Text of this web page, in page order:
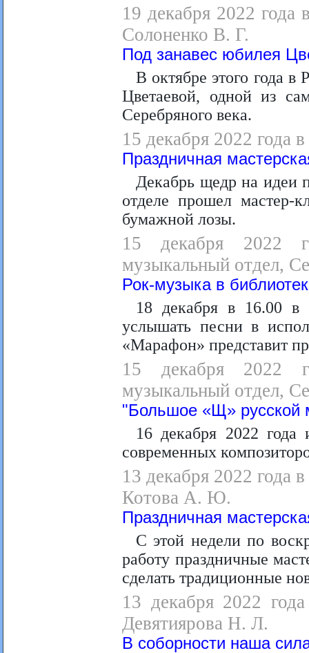
19 декабря 2022 года
Солоненко В. Г.
Под занавес юбилея
В октябре этого года
Цветаевой, одной из
Серебряного века.
15 декабря 2022 года
Праздничная
Декабрь щедр на идеи
отделе прошел мастер-
бумажной лозы.
15 декабря 2022
музыкальный отдел,
Рок-музыка в
18 декабря в 16.00 в
услышать песни в
«Марафон» представит
15 декабря 2022
музыкальный отдел,
"Большое «Щ» русской
16 декабря 2022 года
современных
13 декабря 2022 года
Котова А. Ю.
Праздничная
С этой недели по
работу праздничные
сделать традиционные
13 декабря 2022
Девятиярова Н. Л.
В соборности наша